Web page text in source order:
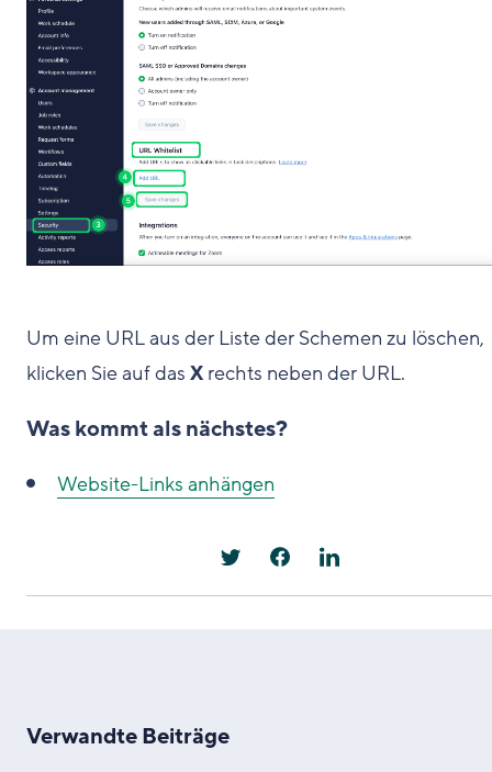
Um eine URL aus der Liste der Schemen zu löschen,
klicken Sie auf das X rechts neben der URL.
Was kommt als nächstes?
Website-Links anhängen
Verwandte Beiträge